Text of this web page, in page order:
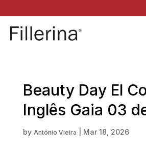
Beauty Day El
Inglês Gaia 03
by António Vieira Mar 18, 2026